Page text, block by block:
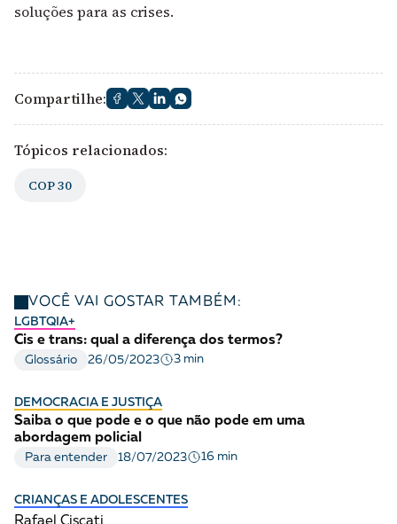
soluções para as crises.
Compartilhe:
Tópicos relacionados:
COP 30
VOCÊ VAI GOSTAR TAMBÉM:
LGBTQIA+
Cis e trans: qual a diferença dos termos?
Glossário 26/05/2023 3 min
DEMOCRACIA E JUSTIÇA
Saiba o que pode e o que não pode em uma
abordagem policial
Para entender 18/07/2023 16 min
CRIANÇAS E ADOLESCENTES